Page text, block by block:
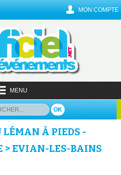
MON COMPTE
MENU
OK
À PIEDS -
> EVIAN-LES-BAINS